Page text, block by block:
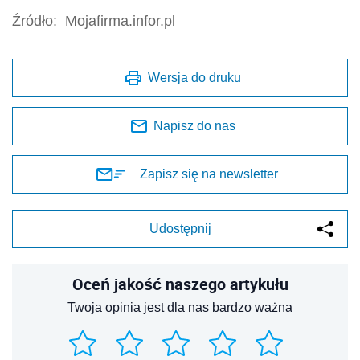
Źródło: Mojafirma.infor.pl
Wersja do druku
Napisz do nas
Zapisz się na newsletter
Udostępnij
Oceń jakość naszego artykułu
Twoja opinia jest dla nas bardzo ważna